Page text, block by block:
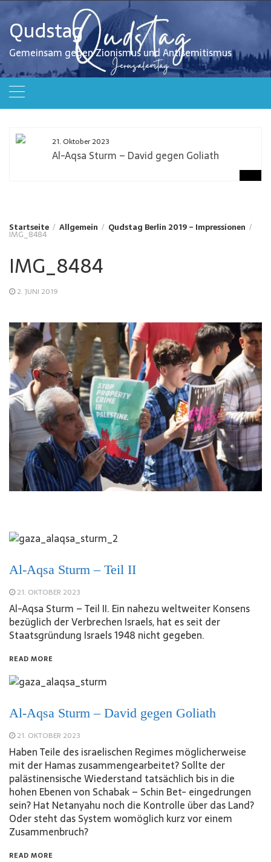
Zum
Inhalt
springen
Qudstag
Gemeinsam gegen Zionismus und Antisemitismus
21. Oktober 2023
Al-Aqsa Sturm – David gegen Goliath
Startseite Allgemein Qudstag Berlin 2019 – Impressionen
IMG_8484
IMG_8484
2. JUNI 2019
Al-Aqsa Sturm – Teil II
21. OKTOBER 2023
Al-Aqsa Sturm – Teil II. Ein nahezu weltweiter Konsens
bezüglich der Verbrechen Israels, hat es seit der
Staatsgründung Israels 1948 nicht gegeben.
READ MORE
Al-Aqsa Sturm – David gegen Goliath
21. OKTOBER 2023
Haben Teile des israelischen Regimes möglicherweise
mit der Hamas zusammengearbeitet? Sollte der
palästinensische Wiederstand tatsächlich bis in die
hohen Ebenen von Schabak – Schin Bet- eingedrungen
sein? Hat Netanyahu noch die Kontrolle über das Land?
Oder steht das System womöglich kurz vor einem
Zusammenbruch?
READ MORE